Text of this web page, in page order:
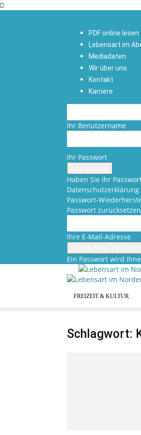
PDF online lesen
Lebensart im
Mediadaten
Wir über uns
Kontakt
Karriere
Ihr Benutzername
Ihr Passwort
Haben Sie Ihr
Datenschutzerklärung
Passwort-
Passwort zurücksetzen
Ihre E-Mail-Adresse
Ein Passwort wird
FREIZEIT & KULTUR
Schlagwort: